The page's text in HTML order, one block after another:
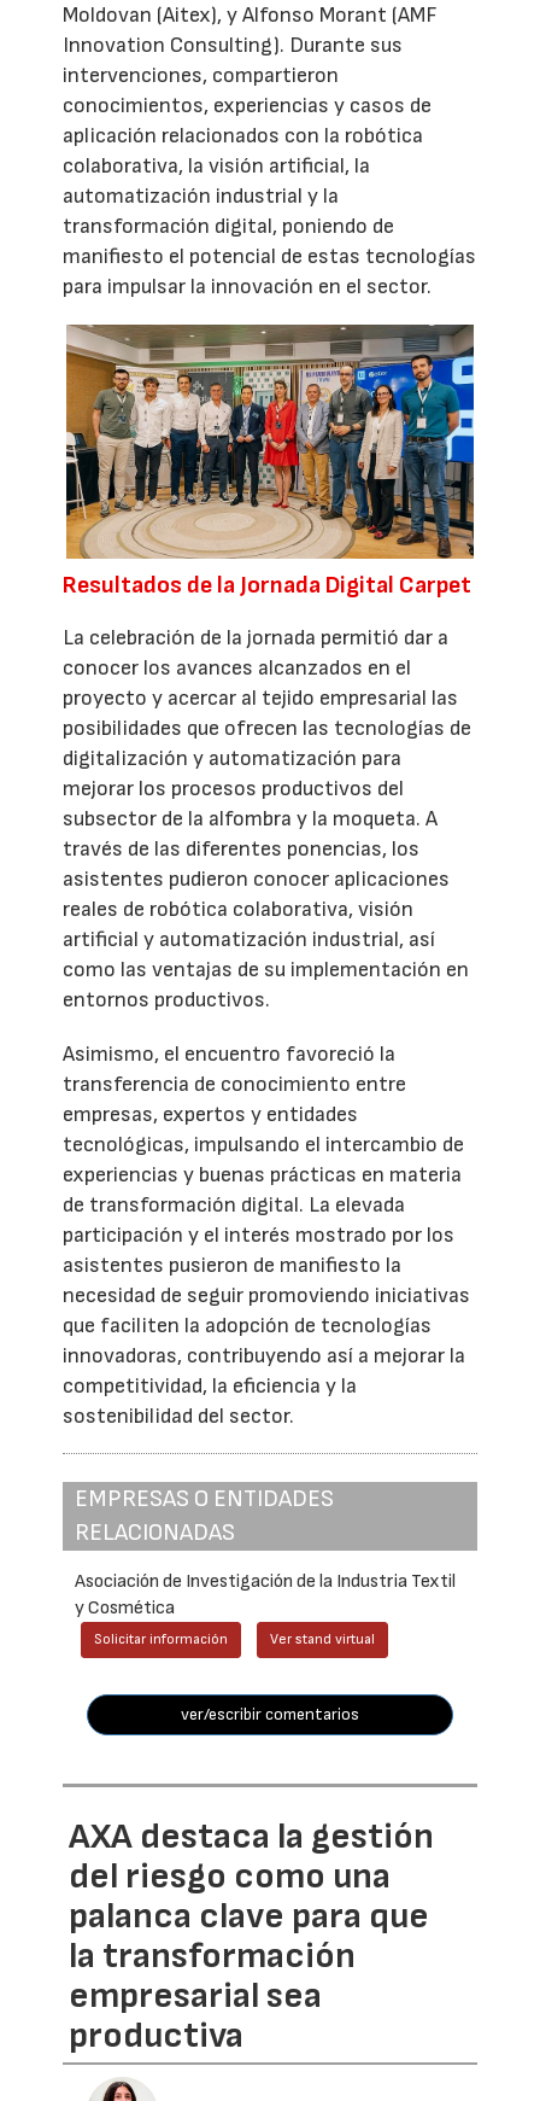
Moldovan (Aitex), y Alfonso Morant (AMF
Innovation Consulting). Durante sus
intervenciones, compartieron
conocimientos, experiencias y casos de
aplicación relacionados con la robótica
colaborativa, la visión artificial, la
automatización industrial y la
transformación digital, poniendo de
manifiesto el potencial de estas tecnologías
para impulsar la innovación en el sector.
Resultados de la Jornada Digital Carpet
La celebración de la jornada permitió dar a
conocer los avances alcanzados en el
proyecto y acercar al tejido empresarial las
posibilidades que ofrecen las tecnologías de
digitalización y automatización para
mejorar los procesos productivos del
subsector de la alfombra y la moqueta. A
través de las diferentes ponencias, los
asistentes pudieron conocer aplicaciones
reales de robótica colaborativa, visión
artificial y automatización industrial, así
como las ventajas de su implementación en
entornos productivos.
Asimismo, el encuentro favoreció la
transferencia de conocimiento entre
empresas, expertos y entidades
tecnológicas, impulsando el intercambio de
experiencias y buenas prácticas en materia
de transformación digital. La elevada
participación y el interés mostrado por los
asistentes pusieron de manifiesto la
necesidad de seguir promoviendo iniciativas
que faciliten la adopción de tecnologías
innovadoras, contribuyendo así a mejorar la
competitividad, la eficiencia y la
sostenibilidad del sector.
EMPRESAS O ENTIDADES
RELACIONADAS
Asociación de Investigación de la Industria Textil
y Cosmética
Solicitar información Ver stand virtual
ver/escribir comentarios
AXA destaca la gestión
del riesgo como una
palanca clave para que
la transformación
empresarial sea
productiva